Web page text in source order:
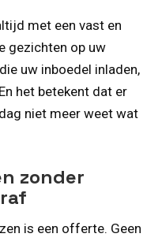
met een vast en
gezichten op uw
uw inboedel inladen,
het betekent dat er
niet meer weet wat
zonder
is een offerte. Geen